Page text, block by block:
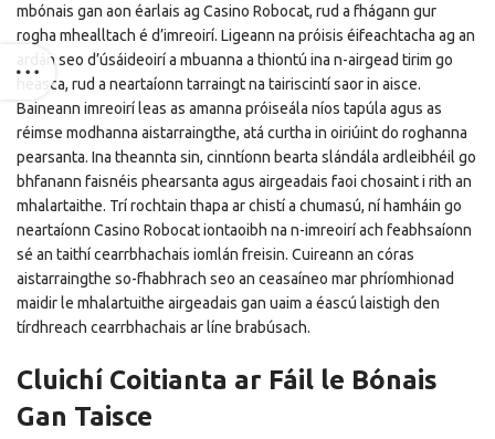
mbónais gan aon éarlais ag Casino Robocat, rud a fhágann gur
rogha mhealltach é d’imreoirí. Ligeann na próisis éifeachtacha ag an
ardán seo d’úsáideoirí a mbuanna a thiontú ina n-airgead tirim go
héasca, rud a neartaíonn tarraingt na tairiscintí saor in aisce.
Baineann imreoirí leas as amanna próiseála níos tapúla agus as
réimse modhanna aistarraingthe, atá curtha in oiriúint do roghanna
pearsanta. Ina theannta sin, cinntíonn bearta slándála ardleibhéil go
bhfanann faisnéis phearsanta agus airgeadais faoi chosaint i rith an
mhalartaithe. Trí rochtain thapa ar chistí a chumasú, ní hamháin go
neartaíonn Casino Robocat iontaoibh na n-imreoirí ach feabhsaíonn
sé an taithí cearrbhachais iomlán freisin. Cuireann an córas
aistarraingthe so-fhabhrach seo an ceasaíneo mar phríomhionad
maidir le mhalartuithe airgeadais gan uaim a éascú laistigh den
tírdhreach cearrbhachais ar líne brabúsach.
Cluichí Coitianta ar Fáil le Bónais
Gan Taisce